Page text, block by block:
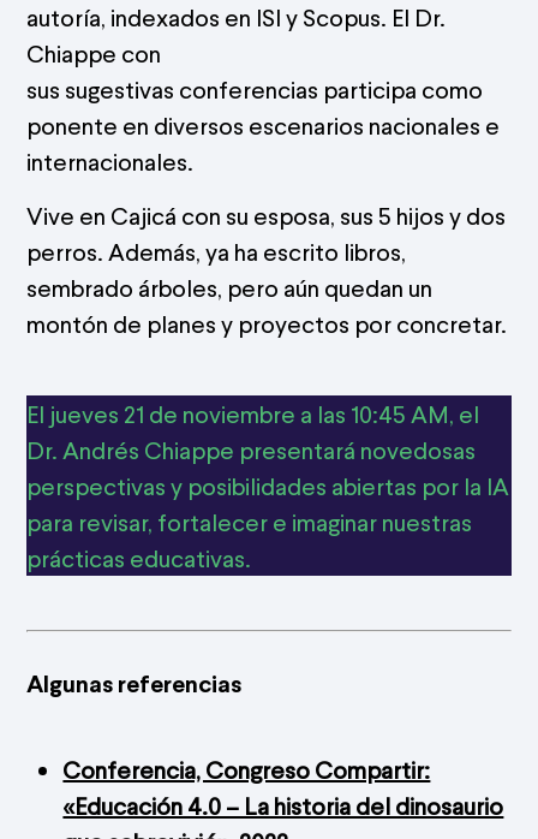
autoría, indexados en ISI y Scopus. El Dr.
Chiappe con
sus sugestivas conferencias participa como
ponente en diversos escenarios nacionales e
internacionales.
Vive en Cajicá con su esposa, sus 5 hijos y dos
perros. Además, ya ha escrito libros,
sembrado árboles, pero aún quedan un
montón de planes y proyectos por concretar.
El jueves 21 de noviembre a las 10:45 AM, el
Dr. Andrés Chiappe presentará novedosas
perspectivas y posibilidades abiertas por la IA
para revisar, fortalecer e imaginar nuestras
prácticas educativas.
Algunas referencias
Conferencia, Congreso Compartir:
«Educación 4.0 – La historia del dinosaurio